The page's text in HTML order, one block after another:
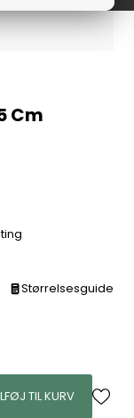
Cm
Størrelsesguide
TIL KURV